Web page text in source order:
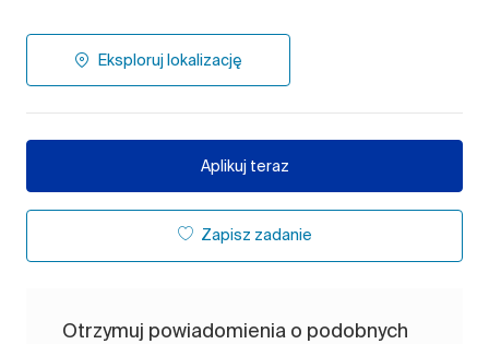
Eksploruj lokalizację
Aplikuj teraz
Zapisz zadanie
Otrzymuj powiadomienia o podobnych